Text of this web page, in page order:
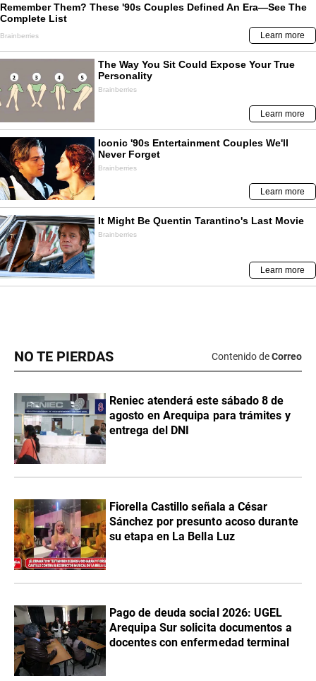
NO TE PIERDAS Contenido deCorreo
Reniec atenderá este sábado 8 de
agosto en Arequipa para trámites y
entrega del DNI
Fiorella Castillo señala a César
Sánchez por presunto acoso durante
su etapa en La Bella Luz
Pago de deuda social 2026: UGEL
Arequipa Sur solicita documentos a
docentes con enfermedad terminal